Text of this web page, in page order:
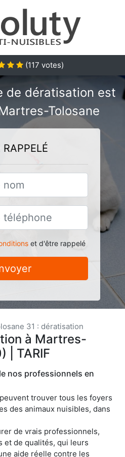
(117 votes)
de dératisation est
Tolosane
RAPPELÉ
et d'être rappelé
31 : dératisation
à Martres-
| TARIF
nos professionnels en
trouver tous les foyers
des animaux nuisibles, dans
de vrais professionnels,
et de qualités, qui leurs
aide réelle contre les